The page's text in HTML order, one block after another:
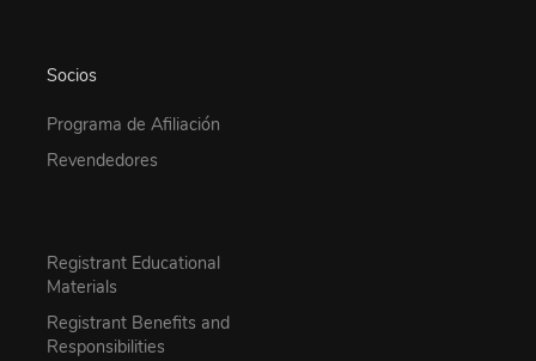
Socios
Programa de Afiliación
Revendedores
Registrant Educational
Materials
Registrant Benefits and
Responsibilities